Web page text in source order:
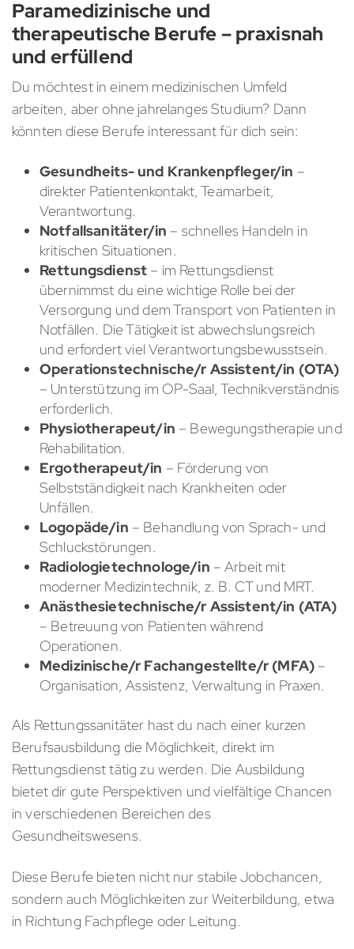
Paramedizinische und
therapeutische Berufe – praxisnah
und erfüllend
Du möchtest in einem medizinischen Umfeld
arbeiten, aber ohne jahrelanges Studium? Dann
könnten diese Berufe interessant für dich sein:
Gesundheits- und Krankenpfleger/in –
direkter Patientenkontakt, Teamarbeit,
Verantwortung.
Notfallsanitäter/in – schnelles Handeln in
kritischen Situationen.
Rettungsdienst – im Rettungsdienst
übernimmst du eine wichtige Rolle bei der
Versorgung und dem Transport von Patienten in
Notfällen. Die Tätigkeit ist abwechslungsreich
und erfordert viel Verantwortungsbewusstsein.
Operationstechnische/r Assistent/in (OTA)
– Unterstützung im OP-Saal, Technikverständnis
erforderlich.
Physiotherapeut/in – Bewegungstherapie und
Rehabilitation.
Ergotherapeut/in – Förderung von
Selbstständigkeit nach Krankheiten oder
Unfällen.
Logopäde/in – Behandlung von Sprach- und
Schluckstörungen.
Radiologietechnologe/in – Arbeit mit
moderner Medizintechnik, z. B. CT und MRT.
Anästhesietechnische/r Assistent/in (ATA)
– Betreuung von Patienten während
Operationen.
Medizinische/r Fachangestellte/r (MFA) –
Organisation, Assistenz, Verwaltung in Praxen.
Als Rettungssanitäter hast du nach einer kurzen
Berufsausbildung die Möglichkeit, direkt im
Rettungsdienst tätig zu werden. Die Ausbildung
bietet dir gute Perspektiven und vielfältige Chancen
in verschiedenen Bereichen des
Gesundheitswesens.
Diese Berufe bieten nicht nur stabile Jobchancen,
sondern auch Möglichkeiten zur Weiterbildung, etwa
in Richtung Fachpflege oder Leitung.